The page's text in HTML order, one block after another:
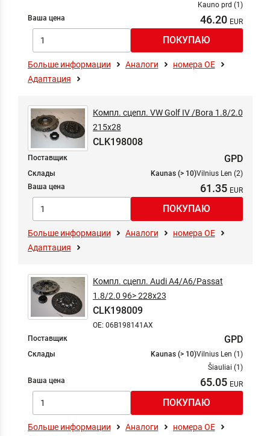
Kauno prd (1)
Ваша цена
46.20
Больше информации Аналоги
номера ОЕ
Адаптация
Компл. сцепл. VW Golf IV /Bora 1.8/2.0
215x28
CLK198008
Поставщик GPD
Склады Kaunas (> 10)Vilnius Len (2)
Ваша цена
61.35
Больше информации Аналоги
номера ОЕ
Адаптация
Компл. сцепл. Audi A4/A6/Passat
1.8/2.0 96> 228x23
CLK198009
OE: 06B198141AX
Поставщик
GPD
Склады Kaunas (> 10)Vilnius Len (1)
Šiauliai (1)
Ваша цена
65.05
Больше информации Аналоги
номера ОЕ